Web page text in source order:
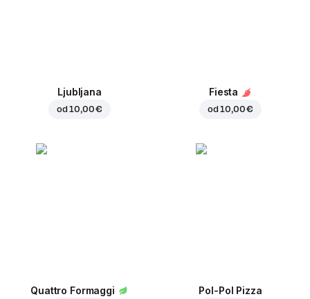
Ljubljana
od10,00 €
Fiesta
od10,00 €
Quattro Formaggi Pol-Pol Pizza